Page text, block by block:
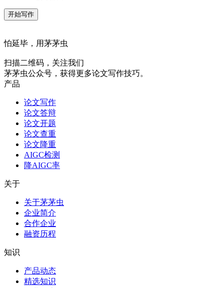
开始写作
怕延毕，用茅茅虫
扫描二维码，关注我们
茅茅虫公众号，获得更多论文写作技巧。
产品
论文写作
论文答辩
论文开题
论文查重
论文降重
AIGC检测
降AIGC率
关于
关于茅茅虫
企业简介
合作企业
融资历程
知识
产品动态
精选知识